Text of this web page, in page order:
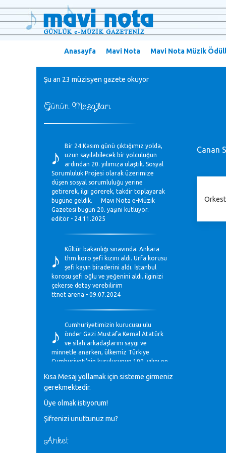
Anasayfa Mavi Nota Mavi Nota Müzik
Şu an 23 müzisyen gazete okuyor
Günün Mesajları
♪
Bir 24 Kasım günü çıktığımız yolda,
uzun sayılabilecek bir yolculuğun
ardından 20. yılımıza ulaştık. Sosyal
Sorumluluk Projesi olarak üzerimize
düşen sosyal sorumluluğu yerine
getirerek, ilgi görerek, takdir toplayarak
bugüne geldik. Mavi Nota e-Müzik
Gazetesi bugün 20. yaşını kutluyor.
editör - 24.11.2025
♪
Kültür bakanlığı sınavında. Ankara
thm koro şefi kızını aldı. Urfa korusu
şefi kayın biraderini aldı. İstanbul
korosu şefi oğlu ve yeğenini aldı. ilginizi
çekerse detay verebilirim
ttnet arena - 09.07.2024
♪
Cumhuriyetimizin kurucusu ulu
önder Gazi Mustafa Kemal Atatürk
ve silah arkadaşlarını saygı ve
minnetle anarken, ülkemiz Türkiye
Cumhuriyeti’nin kuruluşunun 100. yılını en
Mavi Nota - 28.10.2023
♪
Müzik Bölümlerinin Eğitim
Gülşah Sargın Kaptaş - 28.10.2023
Kısa Mesaj yollamak için sisteme girmeniz
gerekmektedir.
Üye olmak istiyorum!
Şifrenizi unuttunuz mu?
Anket
Canan